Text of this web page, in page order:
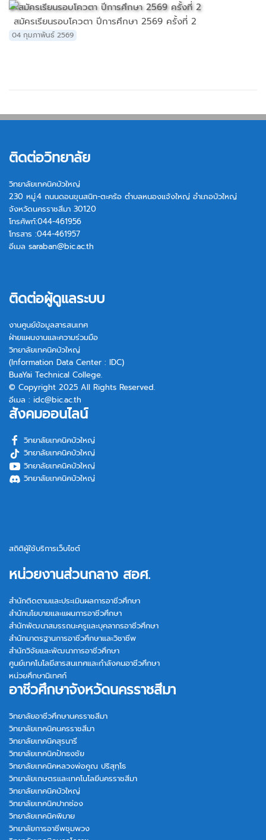
สมัครเรียนรอบโควตา ปีการศึกษา 2569 ครั้งที่ 2
04 กุมภาพันธ์ 2569
ติดต่อวิทยาลัย
วิทยาลัยเทคนิคบัวใหญ่
230 หมู่.4 ถนนดอนขุนสนิท-ตะคร้อ ตำบลหนองแจ้งใหญ่ อำเภอบัวใหญ่
จังหวัดนครราชสีมา 30120
โทรศัพท์:044-461956
โทรสาร :044-461957
อีเมล saraban@bic.ac.th
ติดต่อผู้ดูแลระบบ
งานศูนย์ข้อมูลสารสนเทศ
ฝ่ายแผนงานและความร่วมมือ
วิทยาลัยเทคนิคบัวใหญ่
(Information Data Center : IDC)
BuaYai Technical College.
© Copyright 2025 All Rights Reserved.
อีเมล : idc@bic.ac.th
สังคมออนไลน์
วิทยาลัยเทคนิคบัวใหญ่
วิทยาลัยเทคนิคบัวใหญ่
วิทยาลัยเทคนิคบัวใหญ่
วิทยาลัยเทคนิคบัวใหญ่
สถิติผู้ใช้บริการเว็บไซต์
หน่วยงานส่วนกลาง สอศ.
สำนักติดตามและประเมินผลการอาชีวศึกษา
สำนักนโยบายและแผนการอาชีวศึกษา
สำนักพัฒนาสมรรถนะครูและบุคลากรอาชีวศึกษา
สำนักมาตรฐานการอาชีวศึกษาและวิชาชีพ
สำนักวิจัยและพัฒนาการอาชีวศึกษา
ศูนย์เทคโนโลยีสารสนเทศและกำลังคนอาชีวศึกษา
หน่วยศึกษานิเทศก์
อาชีวศึกษาจังหวัดนครราชสีมา
วิทยาลัยอาชีวศึกษานครราชสีมา
วิทยาลัยเทคนิคนครราชสีมา
วิทยาลัยเทคนิคสุรนารี
วิทยาลัยเทคนิคปักธงชัย
วิทยาลัยเทคนิคหลวงพ่อคูณ ปริสุทฺโธ
วิทยาลัยเกษตรและเทคโนโลยีนครราชสีมา
วิทยาลัยเทคนิคบัวใหญ่
วิทยาลัยเทคนิคปากช่อง
วิทยาลัยเทคนิคพิมาย
วิทยาลัยการอาชีพชุมพวง